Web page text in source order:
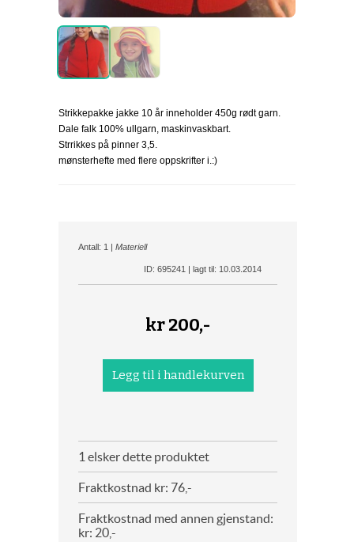
Strikkepakke jakke 10 år inneholder 450g rødt garn.
Dale falk 100% ullgarn, maskinvaskbart.
Strrikkes på pinner 3,5.
mønsterhefte med flere oppskrifter i.:)
Antall: 1 | Materiell
ID: 695241 | lagt til: 10.03.2014
kr200,-
1 elsker dette produktet
Fraktkostnad kr: 76,-
Fraktkostnad med annen gjenstand:
kr: 20,-